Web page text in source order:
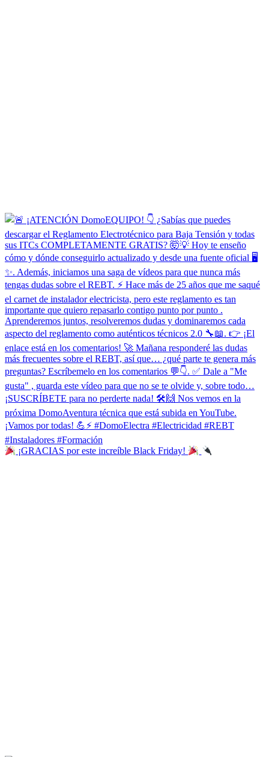
¡GRACIAS por este increíble Black Friday!